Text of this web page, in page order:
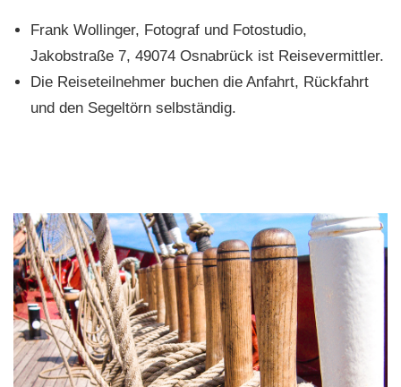
Frank Wollinger, Fotograf und Fotostudio,
Jakobstraße 7, 49074 Osnabrück ist Reisevermittler.
Die Reiseteilnehmer buchen die Anfahrt, Rückfahrt
und den Segeltörn selbständig.